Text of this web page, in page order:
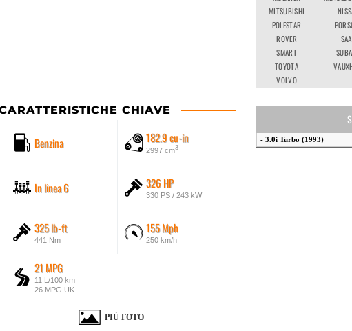
CHIAVE
Benzina 182.9 cu-in
2997 cm3
In linea 6 326 HP
330 PS / 243 kW
325 lb-ft
441 Nm
155 Mph
250 km/h
21 MPG
11 L/100 km
26 MPG UK
PIÙ FOTO
MITSUBISHI
POLESTAR
ROVER
SMART
TOYOTA
VOLVO
- 3.0i Turbo (1993)